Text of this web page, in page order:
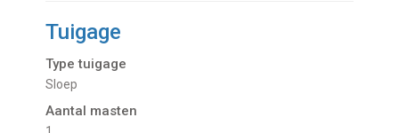
Tuigage
Type tuigage
Sloep
Aantal masten